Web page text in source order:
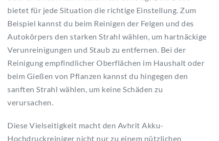
bietet für jede Situation die richtige Einstellung. Zum
Beispiel kannst du beim Reinigen der Felgen und des
Autokörpers den starken Strahl wählen, um hartnäckige
Verunreinigungen und Staub zu entfernen. Bei der
Reinigung empfindlicher Oberflächen im Haushalt oder
beim Gießen von Pflanzen kannst du hingegen den
sanften Strahl wählen, um keine Schäden zu
verursachen.
Diese Vielseitigkeit macht den Avhrit Akku-
Hochdruckreiniger nicht nur zu einem nützlichen